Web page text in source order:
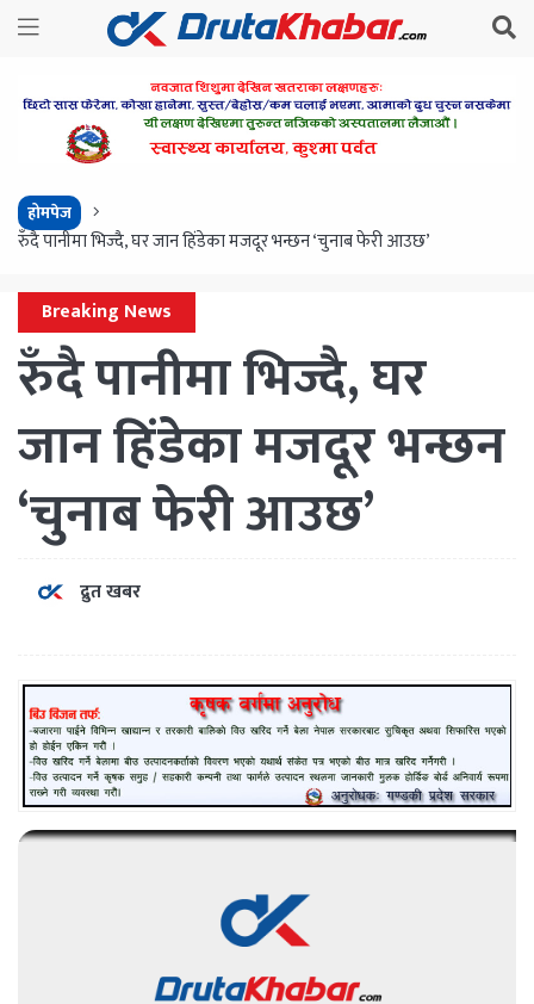
होमपेज
रुँदै पानीमा भिज्दै, घर जान हिंडेका मजदूर भन्छन ‘चुनाब फेरी आउछ’
Breaking News
रुँदै पानीमा भिज्दै, घर
जान हिंडेका मजदूर भन्छन
‘चुनाब फेरी आउछ’
द्रुत खबर